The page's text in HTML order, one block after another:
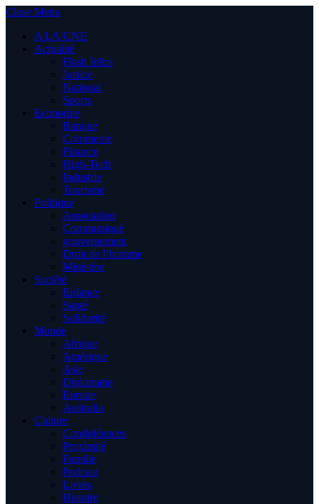
Close Menu
A LA UNE
Actualité
Flash Infos
Justice
National
Sports
Economie
Banque
Commerce
Finance
High-Tech
Industrie
Tourisme
Politique
Association
Communiqué
gouvernement
Droit de l’homme
Ministère
Société
Enfance
Santé
Solidarité
Monde
Afrique
Amérique
Asie
Diplomatie
Europe
Australia
Culture
Condoléances
Proximité
Famille
Podcast
Livres
Histoire